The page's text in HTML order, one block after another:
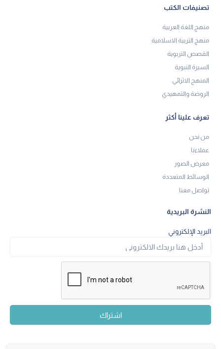
تصنيفات الكتب
منهج اللغة العربية
منهج التربية الاسلامية
القصص التربوية
السيرة النبوية
المنهج الاثرائي
الروضة والتمهيدي
تعرف علينا أكثر
من نحن
عملاءنا
معرض الصور
الوسائط المتعددة
تواصل معنا
النشرة البريدية
البريد الإلكتروني
اشتراك